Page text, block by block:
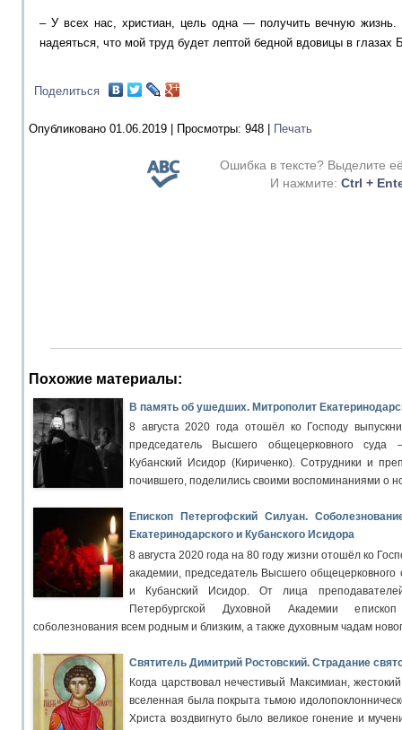
– У всех нас, христиан, цель одна — получить вечную
надеяться, что мой труд будет лептой бедной вдовицы в глазах
Поделиться
Опубликовано 01.06.2019 | Просмотры: 948 Печать
Ошибка в тексте? Выделите
И нажмите: Ctrl +
Похожие материалы:
В память об ушедших. Митрополит
8 августа 2020 года отошёл ко Господу
председатель Высшего общецерковного
Кубанский Исидор (Кириченко). Сотрудники и
почившего, поделились своими воспоминаниями о
Епископ Петергофский Силуан.
Екатеринодарского и Кубанского Исидора
8 августа 2020 года на 80 году жизни отошёл ко
академии, председатель Высшего
и Кубанский Исидор. От лица
Петербургской Духовной Академии
соболезнования всем родным и близким, а также духовным чадам
Святитель Димитрий Ростовский. Страдание
Когда царствовал нечестивый Максимиан,
вселенная была покрыта тьмою
Христа воздвигнуто было великое гонение и